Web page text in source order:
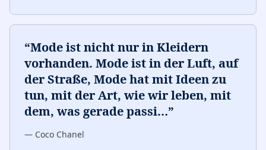
“Mode ist nicht nur in Kleidern
vorhanden. Mode ist in der Luft, auf
der Straße, Mode hat mit Ideen zu
tun, mit der Art, wie wir leben, mit
dem, was gerade passi…”
— Coco Chanel